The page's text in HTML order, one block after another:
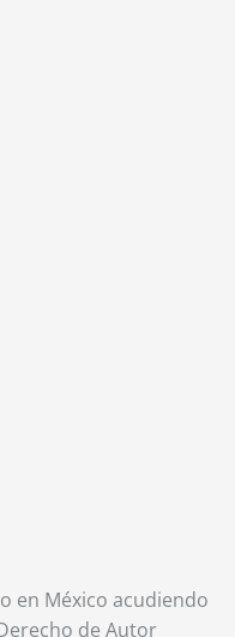
en México acudiendo
de Autor